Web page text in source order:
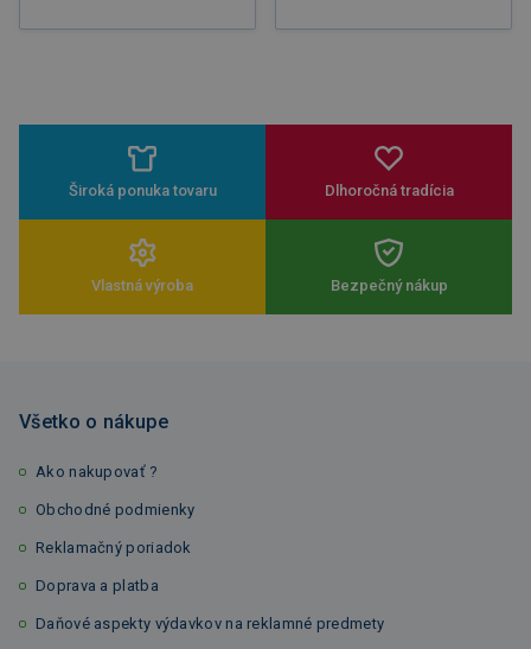
Široká ponuka tovaru Dlhoročná tradícia
Vlastná výroba Bezpečný nákup
Všetko o nákupe
Ako nakupovať ?
Obchodné podmienky
Reklamačný poriadok
Doprava a platba
Daňové aspekty výdavkov na reklamné predmety